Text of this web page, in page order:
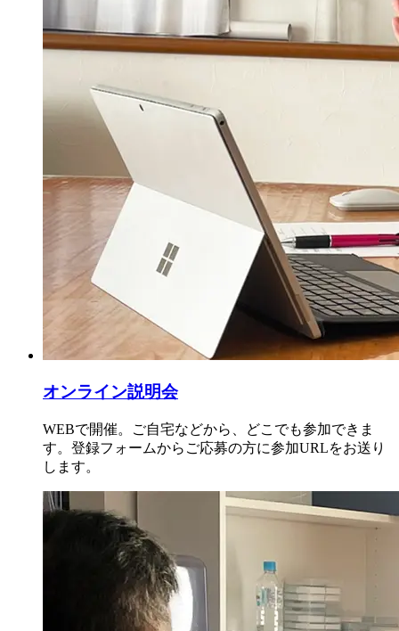
オンライン説明会
WEBで開催。ご自宅などから、どこでも参加できま
す。登録フォームからご応募の方に参加URLをお送り
します。